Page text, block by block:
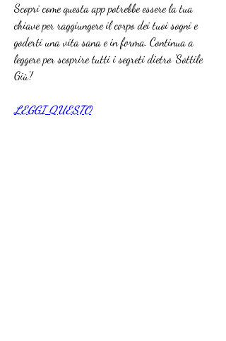
Scopri come questa app potrebbe essere la tua
chiave per raggiungere il corpo dei tuoi sogni e
goderti una vita sana e in forma. Continua a
leggere per scoprire tutti i segreti dietro 'Sottile
Giù'!
LEGGI QUESTO